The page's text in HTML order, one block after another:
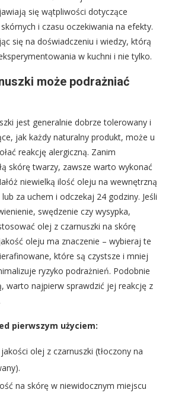
się wątpliwości dotyczące
i czasu oczekiwania na efekty.
się na doświadczeniu i wiedzy, którą
w kuchni i nie tylko.
może podrażniać
jest generalnie dobrze tolerowany i
jak każdy naturalny produkt, może u
reakcję alergiczną. Zanim
skórę twarzy, zawsze warto wykonać
niewielką ilość oleju na wewnętrzną
za uchem i odczekaj 24 godziny. Jeśli
swędzenie czy wysypka,
olej z czarnuszki na skórę
oleju ma znaczenie – wybieraj te
które są czystsze i mniej
ryzyko podrażnień. Podobnie
warto najpierw sprawdzić jej reakcję z
pierwszym użyciem:
olej z czarnuszki (tłoczony na
na skórę w niewidocznym miejscu